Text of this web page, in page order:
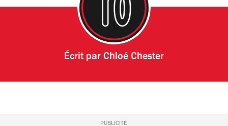
Écrit par Chloé Chester
PUBLICITÉ